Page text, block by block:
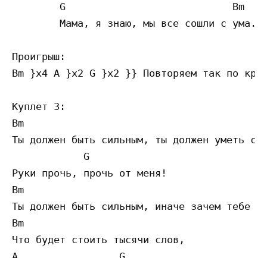
        G                            Bm
Мама, я знаю, мы все сошли с
Проигрыш:
Bm }x4 A }x2 G }x2 }} Повторяем так по
Куплет 3:
Bm
Ты должен быть сильным, ты должен уметь
            G
Руки прочь, прочь от меня!
Bm                                       A
Ты должен быть сильным, иначе зачем тебе
Bm
Что будет стоить тысячи слов,